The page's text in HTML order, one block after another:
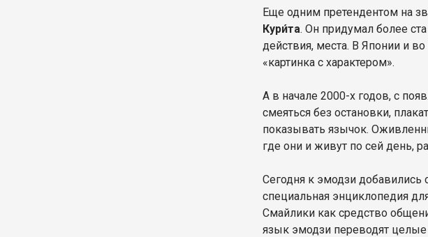
Еще одним претендентом на
Кури́та. Он придумал более
действия, места. В Японии и
«картинка с характером».
А в начале 2000-х годов, с
смеяться без остановки,
показывать язычок.
где они и живут по сей день,
Сегодня к эмодзи добавились
специальная энциклопедия
Смайлики как средство
язык эмодзи переводят